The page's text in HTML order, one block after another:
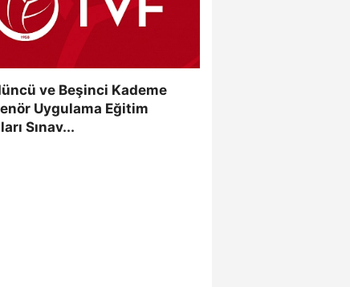
ve Beşinci Kademe
Uygulama Eğitim
Sınav...